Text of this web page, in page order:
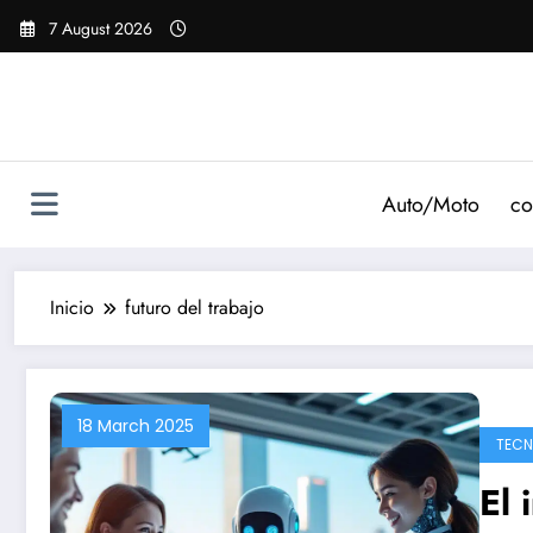
Saltar
7 August 2026
Auto/Moto
Inicio futuro del trabajo
18 March 2025
El